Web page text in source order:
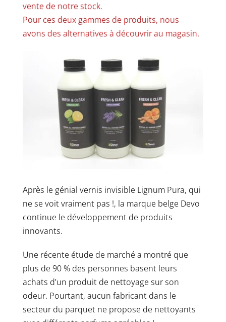
vente de notre stock.
Pour ces deux gammes de produits, nous
avons des alternatives à découvrir au magasin.
Après le génial vernis invisible Lignum Pura, qui
ne se voit vraiment pas !, la marque belge Devo
continue le développement de produits
innovants.
Une récente étude de marché a montré que
plus de 90 % des personnes basent leurs
achats d’un produit de nettoyage sur son
odeur. Pourtant, aucun fabricant dans le
secteur du parquet ne propose de nettoyants